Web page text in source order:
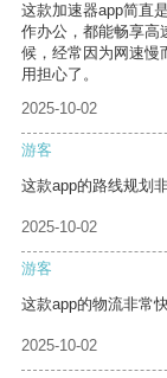
这款加速器app简直
作办公，都能畅享高
候，经常因为网速慢
用担心了。
2025-10-02
游客
这款app的路线规划
2025-10-02
游客
这款app的物流非常
2025-10-02